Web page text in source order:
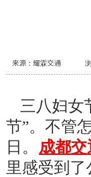
来源：耀霖交通
三八妇女
节”。不管
日。 成都
里感受到